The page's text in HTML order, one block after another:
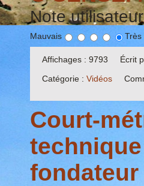
Note
Mauvais
Affichages : 9793
Écrit
Catégorie : Vidéos
Court-